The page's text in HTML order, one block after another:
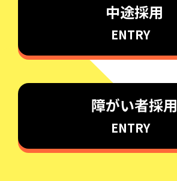
中途採用
ENTRY
障がい者採用
ENTRY